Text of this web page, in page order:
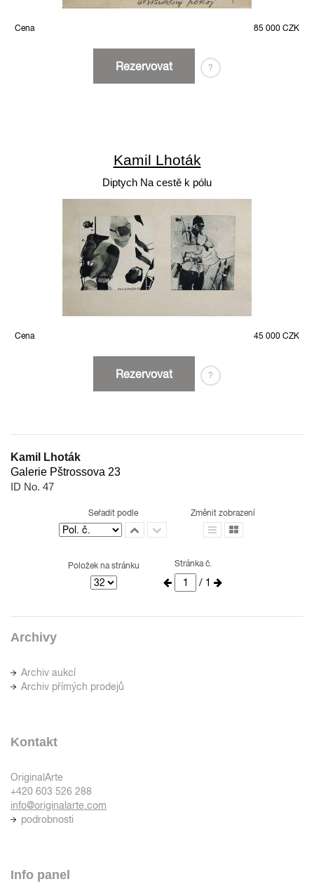
Cena 85 000 CZK
Rezervovat ?
Kamil Lhoták
Diptych Na cestě k pólu
Cena 45 000 CZK
Rezervovat ?
Kamil Lhoták
Galerie Pštrossova 23
ID No. 47
Seřadit podle Změnit zobrazení
Položek na stránku Stránka č.
/ 1
Archivy
Archiv aukcí
Archiv přímých prodejů
Kontakt
OriginalArte
+420 603 526 288
info@originalarte.com
podrobnosti
Info panel